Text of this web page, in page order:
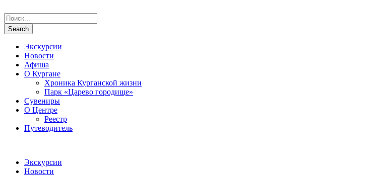
Экскурсии
Новости
Афиша
О Кургане
Хроника Курганской жизни
Парк «Царево городище»
Сувениры
О Центре
Реестр
Путеводитель
Экскурсии
Новости